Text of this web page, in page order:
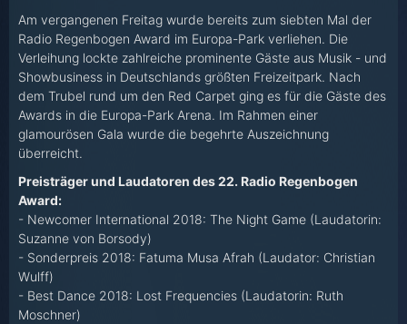
Am vergangenen Freitag wurde bereits zum siebten Mal der
Radio Regenbogen Award im Europa-Park verliehen. Die
Verleihung lockte zahlreiche prominente Gäste aus Musik - und
Showbusiness in Deutschlands größten Freizeitpark. Nach
dem Trubel rund um den Red Carpet ging es für die Gäste des
Awards in die Europa-Park Arena. Im Rahmen einer
glamourösen Gala wurde die begehrte Auszeichnung
überreicht.
Preisträger und Laudatoren des 22. Radio Regenbogen
Award:
- Newcomer International 2018: The Night Game (Laudatorin:
Suzanne von Borsody)
- Sonderpreis 2018: Fatuma Musa Afrah (Laudator: Christian
Wulff)
- Best Dance 2018: Lost Frequencies (Laudatorin: Ruth
Moschner)